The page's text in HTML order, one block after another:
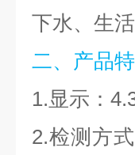
下水、生
二、产品特
1.显示：
2.检测方